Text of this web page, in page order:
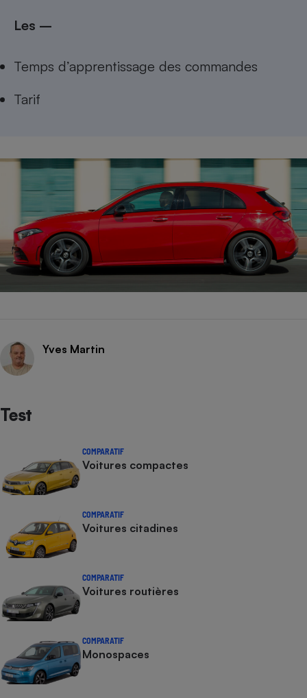
Les –
Temps d’apprentissage des commandes
Tarif
Yves Martin
Test
COMPARATIF
Voitures compactes
COMPARATIF
Voitures citadines
COMPARATIF
Voitures routières
COMPARATIF
Monospaces